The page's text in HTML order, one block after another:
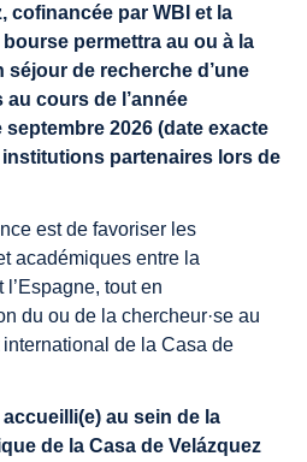
cofinancée par WBI et la
permettra au ou à la
séjour de recherche d’une
au cours de l’année
2026 (date exacte
partenaires lors de
est de favoriser les
académiques entre la
tout en
du ou de la chercheur·se au
de la Casa de
au sein de la
de la Casa de Velázquez